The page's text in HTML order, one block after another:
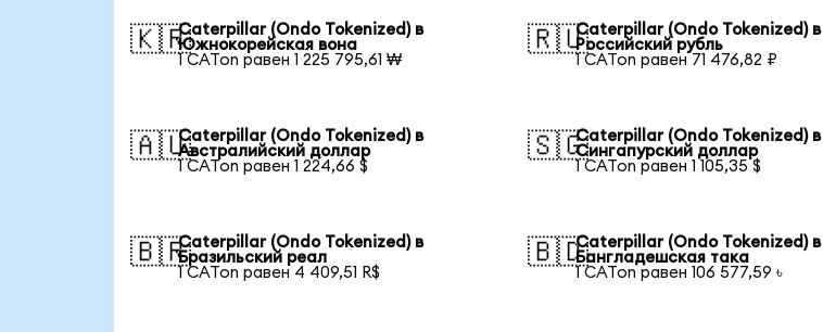
🇰🇷Caterpillar (Ondo Tokenized) в
Южнокорейская вона
1 CATon равен 1 225 795,61 ₩
🇷🇺Caterpillar (Ondo Tokenized) в
Российский рубль
1 CATon равен 71 476,82 ₽
🇦🇺Caterpillar (Ondo Tokenized) в
Австралийский доллар
1 CATon равен 1 224,66 $
🇸🇬Caterpillar (Ondo Tokenized) в
Сингапурский доллар
1 CATon равен 1 105,35 $
🇧🇷Caterpillar (Ondo Tokenized) в
Бразильский реал
1 CATon равен 4 409,51 R$
🇧🇩Caterpillar (Ondo Tokenized) в
Бангладешская така
1 CATon равен 106 577,59 ৳